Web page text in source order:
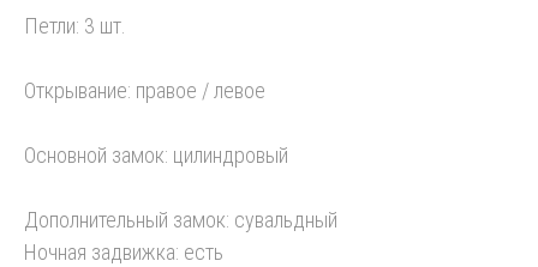
Петли: 3 шт.
Открывание: правое / левое
Основной замок: цилиндровый
Дополнительный замок: сувальдный
Ночная задвижка: есть